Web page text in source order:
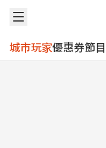
城市玩家優惠券節目